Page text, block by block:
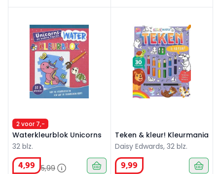
2 voor 7,-
Waterkleurblok Unicorns
32 blz.
4,99 5,99
Teken & kleur! Kleurmania
Daisy Edwards, 32 blz.
9,99